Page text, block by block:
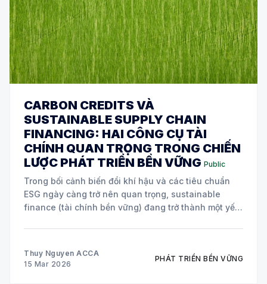
CARBON CREDITS VÀ
SUSTAINABLE SUPPLY CHAIN
FINANCING: HAI CÔNG CỤ TÀI
CHÍNH QUAN TRỌNG TRONG CHIẾN
LƯỢC PHÁT TRIỂN BỀN VỮNG Public
Trong bối cảnh biến đổi khí hậu và các tiêu chuẩn
ESG ngày càng trở nên quan trọng, sustainable
finance (tài chính bền vững) đang trở thành một yếu
Thuy Nguyen ACCA
15 Mar 2026
PHÁT TRIỂN BỀN VỮNG